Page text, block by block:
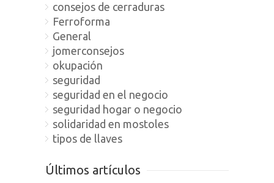
consejos de cerraduras
Ferroforma
General
jomerconsejos
okupación
seguridad
seguridad en el negocio
seguridad hogar o negocio
solidaridad en mostoles
tipos de llaves
Últimos artículos